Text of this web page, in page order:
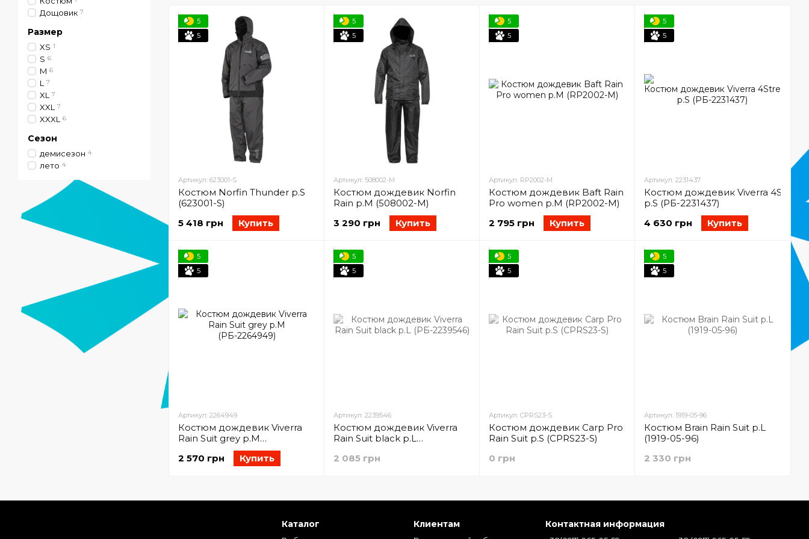
5
5
Артикул: 623001-S
Костюм Norfin Thunder р.S
(623001-S)
5 418 грн
Купить
5
5
Артикул: 508002-M
Костюм дождевик Norfin
Rain р.M (508002-M)
3 290 грн
Купить
5
5
Артикул: RP2002-M
Костюм дождевик Baft Rain
Pro women p.M (RP2002-M)
2 795 грн
Купить
5
5
Артикул: 2231437
Костюм дождевик Viverra
p.S (РБ-2231437)
4 630 грн
Купить
5
5
Артикул: 2264949
Костюм дождевик Viverra
Rain Suit grey p.M
(РБ-2264949)
2 570 грн Купить
5
5
Артикул: 2239546
Костюм дождевик Viverra
Rain Suit black p.L
2 085 грн
5
5
Артикул: CPRS23-S
Костюм дождевик Carp Pro
Rain Suit p.S (CPRS23-S)
0 грн
5
5
Артикул: 1919-05-96
Костюм Brain Rain Suit р.L
(1919-05-96)
2 330 грн
Дощовик 7
Размер
XS 1
S 6
M 6
L 7
XL 7
XXL 7
XXXL 6
Сезон
демисезон 4
лето 4
Каталог Клиентам Контактная информация